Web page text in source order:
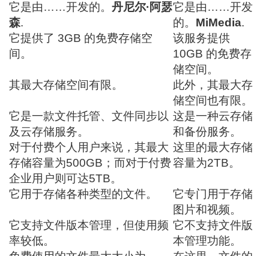
它是由……开发的。丹尼尔·阿瑟
森.
它是由……开发
的。 MiMedia.
它提供了 3GB 的免费存储空
间。
该服务提供
10GB 的免费存
储空间。
其最大存储空间有限。
此外，其最大存
储空间也有限。
它是一款文件托管、文件同步以
及云存储服务。
这是一种云存储
和备份服务。
对于付费个人用户来说，其最大
存储容量为500GB；而对于付费
企业用户则可达5TB。
这里的最大存储
容量为2TB。
它用于存储各种类型的文件。
它专门用于存储
图片和视频。
它支持文件版本管理，但使用频
率较低。
它不支持文件版
本管理功能。